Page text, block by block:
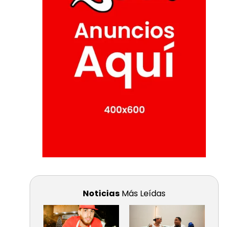
Noticias Más Leídas